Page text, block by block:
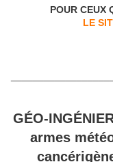
POUR CEUX
LE
GÉO-
armes